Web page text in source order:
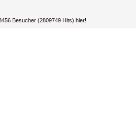
Besucher (2809749 Hits) hier!